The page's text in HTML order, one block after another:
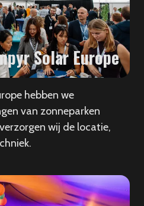
Solar Europe
hebben we
van zonneparken
wij de locatie,